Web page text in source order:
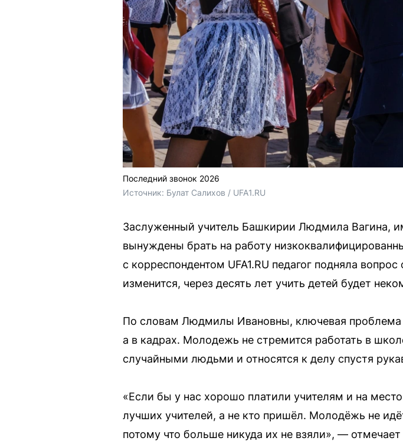
Последний звонок 2026
Источник: Булат Салихов / UFA1.RU
Заслуженный учитель Башкирии Людмила Вагина,
вынуждены брать на работу
с корреспондентом UFA1.RU педагог подняла
изменится, через десять лет учить детей будет
По словам Людмилы Ивановны, ключевая
а в кадрах. Молодежь не стремится работать в
случайными людьми и относятся к делу спустя
«Если бы у нас хорошо платили учителям и на
лучших учителей, а не кто пришёл. Молодёжь не
потому что больше никуда их не взяли», — отмечает